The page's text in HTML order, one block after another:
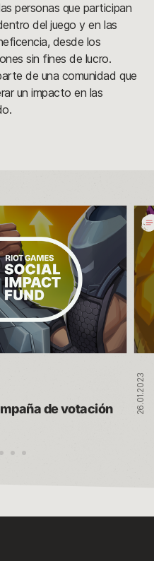
personas que participan
del juego y en las
desde los
sin fines de lucro.
de una comunidad que
un impacto en las
de votación
una
los
26.01.2023